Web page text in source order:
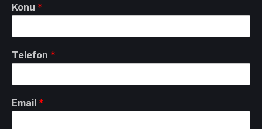
Konu *
Telefon *
Email *